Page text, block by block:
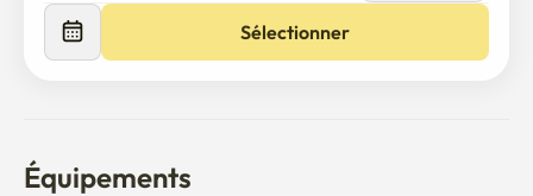
Sélectionner
Équipements